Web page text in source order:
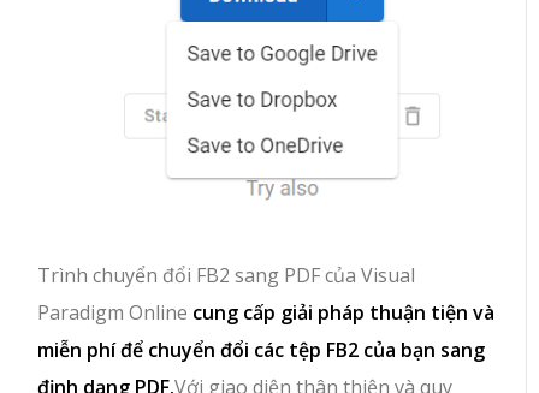
Trình chuyển đổi FB2 sang PDF của Visual
Paradigm Online cung cấp giải pháp thuận tiện và
miễn phí để chuyển đổi các tệp FB2 của bạn sang
định dạng PDF.Với giao diện thân thiện và quy